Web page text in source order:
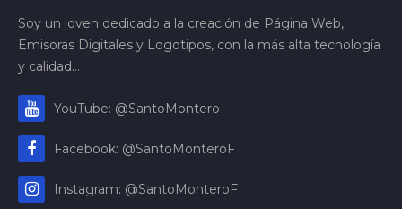
Soy un joven dedicado a la creación de Página Web,
Emisoras Digitales y Logotipos, con la más alta tecnología
y calidad...
YouTube: @SantoMontero
Facebook: @SantoMonteroF
Instagram: @SantoMonteroF